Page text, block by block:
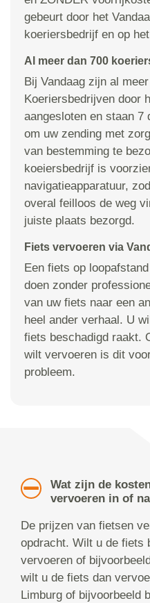
gebeurt door het
koeriersbedrijf en op
Al meer dan 700
Bij Vandaag zijn al
Koeriersbedrijven door
aangesloten en staan 7
om uw zending met
van bestemming te
koeiersbedrijf is
navigatieapparatuur,
overal feilloos de weg
juiste plaats bezorgd.
Fiets vervoeren via
Een fiets op
doen zonder
van uw fiets naar een
heel ander verhaal. U
fiets beschadigd raakt.
wilt vervoeren is dit
probleem.
Wat zijn de
vervoeren in of
De prijzen van fietsen
opdracht. Wilt u de fiets
vervoeren of
wilt u de fiets dan
Limburg of bijvoorbeeld